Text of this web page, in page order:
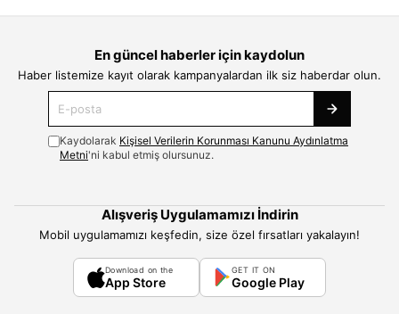
En güncel haberler için kaydolun
Haber listemize kayıt olarak kampanyalardan ilk siz haberdar olun.
Kaydolarak Kişisel Verilerin Korunması Kanunu Aydınlatma
Metni'ni kabul etmiş olursunuz.
Alışveriş Uygulamamızı İndirin
Mobil uygulamamızı keşfedin, size özel fırsatları yakalayın!
Download on the
App Store
GET IT ON
Google Play